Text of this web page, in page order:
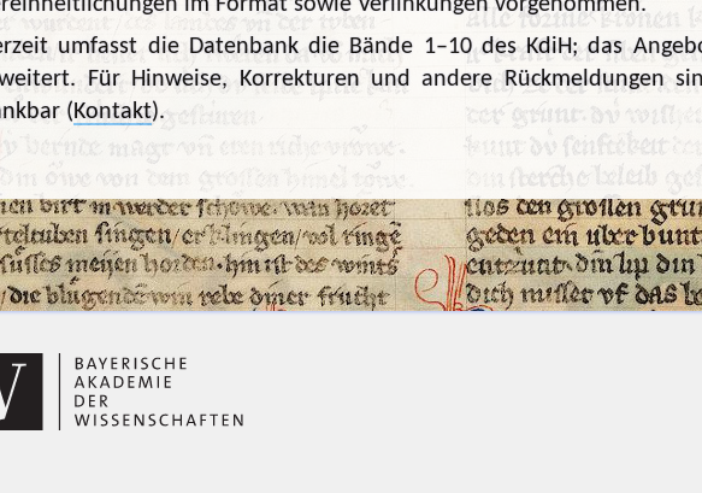
umfasst die Datenbank die Bände 1–10 des KdiH; das
Für Hinweise, Korrekturen und andere Rückmeldungen
(Kontakt).